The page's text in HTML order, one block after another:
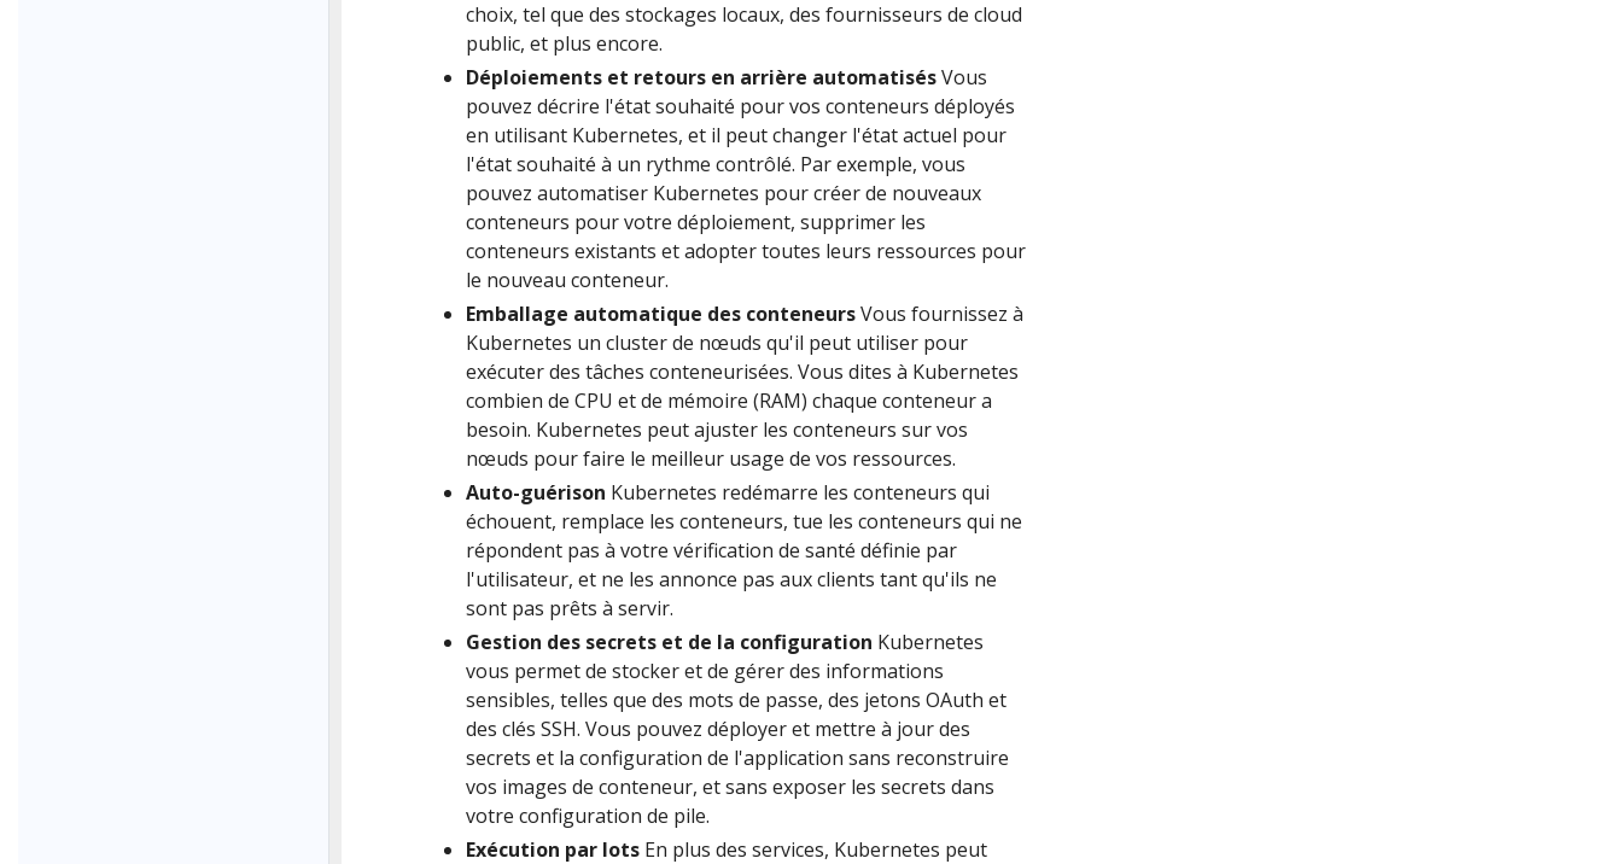
choix, tel que des stockages locaux, des fournisseurs de cloud
public, et plus encore.
Déploiements et retours en arrière automatisésVous
pouvez décrire l'état souhaité pour vos conteneurs déployés
en utilisant Kubernetes, et il peut changer l'état actuel pour
l'état souhaité à un rythme contrôlé. Par exemple, vous
pouvez automatiser Kubernetes pour créer de nouveaux
conteneurs pour votre déploiement, supprimer les
conteneurs existants et adopter toutes leurs ressources pour
le nouveau conteneur.
Emballage automatique des conteneursVous fournissez à
Kubernetes un cluster de nœuds qu'il peut utiliser pour
exécuter des tâches conteneurisées. Vous dites à Kubernetes
combien de CPU et de mémoire (RAM) chaque conteneur a
besoin. Kubernetes peut ajuster les conteneurs sur vos
nœuds pour faire le meilleur usage de vos ressources.
Auto-guérison Kubernetes redémarre les conteneurs qui
échouent, remplace les conteneurs, tue les conteneurs qui ne
répondent pas à votre vérification de santé définie par
l'utilisateur, et ne les annonce pas aux clients tant qu'ils ne
sont pas prêts à servir.
Gestion des secrets et de la configuration Kubernetes
vous permet de stocker et de gérer des informations
sensibles, telles que des mots de passe, des jetons OAuth et
des clés SSH. Vous pouvez déployer et mettre à jour des
secrets et la configuration de l'application sans reconstruire
vos images de conteneur, et sans exposer les secrets dans
votre configuration de pile.
Exécution par lotsEn plus des services, Kubernetes peut